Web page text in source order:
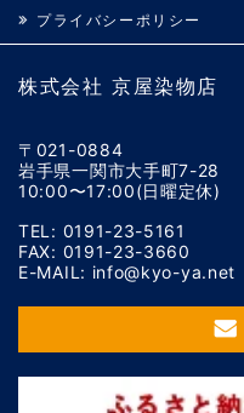
株式会社 京屋染物店
〒021-0884
岩手県一関市大手町7-28
10:00〜17:00(日曜定休)
TEL: 0191-23-5161
FAX: 0191-23-3660
E-MAIL: info@kyo-ya.net
プライバシーポリシー